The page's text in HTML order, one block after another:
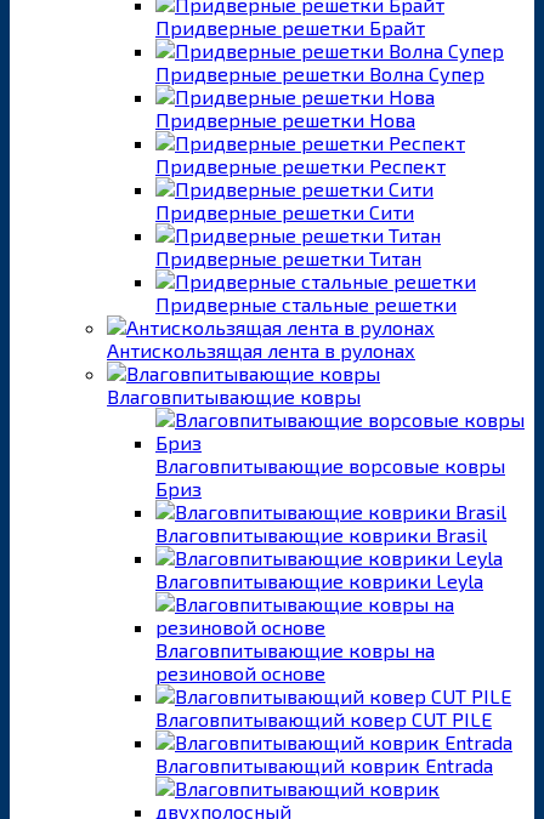
Придверные решетки Брайт
Придверные решетки Волна Супер
Придверные решетки Нова
Придверные решетки Респект
Придверные решетки Сити
Придверные решетки Титан
Придверные стальные решетки
Антискользящая лента в рулонах
Влаговпитывающие ковры
Влаговпитывающие ворсовые ковры
Бриз
Влаговпитывающие коврики Brasil
Влаговпитывающие коврики Leyla
Влаговпитывающие ковры на
резиновой основе
Влаговпитывающий ковер CUT PILE
Влаговпитывающий коврик Entrada